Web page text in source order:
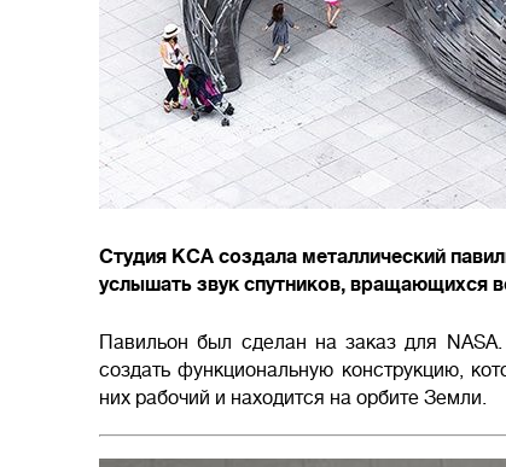
Студия KCA создала металлический
услышать звук спутников, вращающихся
Павильон был сделан на заказ для
создать функциональную конструкцию,
них рабочий и находится на орбите Земли.